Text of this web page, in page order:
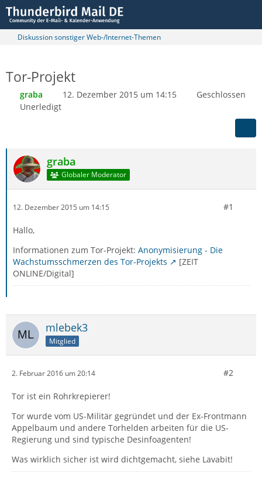
Diskussion sonstiger Web-/Internet-Themen
Tor-Projekt
graba 12. Dezember 2015 um 14:15
Geschlossen
Unerledigt
graba
Globaler Moderator
12. Dezember 2015 um 14:15 #1
Hallo,
Informationen zum Tor-Projekt: Anonymisierung - Die
Wachstumsschmerzen des Tor-Projekts
[ZEIT
ONLINE/Digital]
mlebek3
Mitglied
2. Februar 2016 um 20:14 #2
Tor ist ein Rohrkrepierer!
Tor wurde vom US-Militär gegründet und der Ex-Frontmann
Appelbaum und andere Torhelden arbeiten für die US-
Regierung und sind typische Desinfoagenten!
Was wirklich sicher ist wird dichtgemacht, siehe Lavabit!